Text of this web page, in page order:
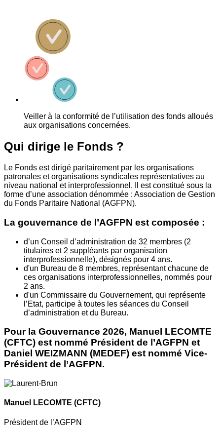
Veiller à la conformité de l’utilisation des fonds alloués
aux organisations concernées.
Qui dirige le Fonds ?
Le Fonds est dirigé paritairement par les organisations
patronales et organisations syndicales représentatives au
niveau national et interprofessionnel. Il est constitué sous la
forme d’une association dénommée : Association de Gestion
du Fonds Paritaire National (AGFPN).
La gouvernance de l’AGFPN est composée :
d’un Conseil d’administration de 32 membres (2
titulaires et 2 suppléants par organisation
interprofessionnelle), désignés pour 4 ans.
d'un Bureau de 8 membres, représentant chacune de
ces organisations interprofessionnelles, nommés pour
2 ans.
d'un Commissaire du Gouvernement, qui représente
l’Etat, participe à toutes les séances du Conseil
d’administration et du Bureau.
Pour la Gouvernance 2026, Manuel LECOMTE
(CFTC) est nommé Président de l’AGFPN et
Daniel WEIZMANN (MEDEF) est nommé Vice-
Président de l’AGFPN.
Manuel LECOMTE (CFTC)
Président de l’AGFPN